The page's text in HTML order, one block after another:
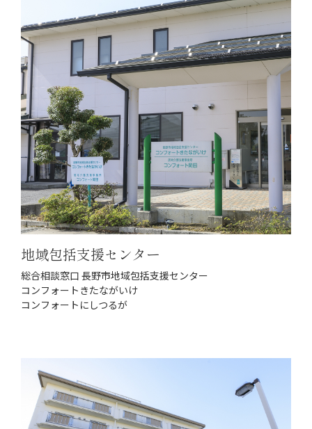
地域包括支援センター
総合相談窓口 長野市地域包括支援センター
コンフォートきたながいけ
コンフォートにしつるが